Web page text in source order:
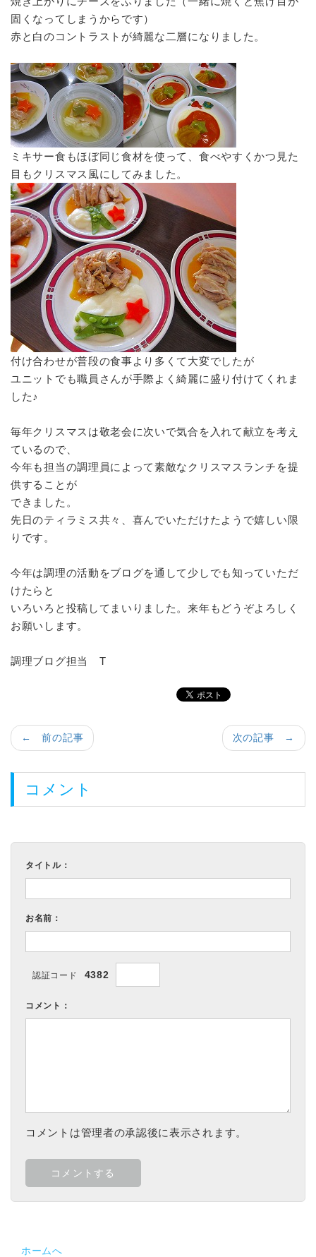
固くなってしまうからです）
赤と白のコントラストが綺麗な二層になりました。
ミキサー食もほぼ同じ食材を使って、食べやすくかつ見た
目もクリスマス風にしてみました。
付け合わせが普段の食事より多くて大変でしたが
ユニットでも職員さんが手際よく綺麗に盛り付けてくれま
した♪
毎年クリスマスは敬老会に次いで気合を入れて献立を考え
ているので、
今年も担当の調理員によって素敵なクリスマスランチを提
供することが
できました。
先日のティラミス共々、喜んでいただけたようで嬉しい限
りです。
今年は調理の活動をブログを通して少しでも知っていただ
けたらと
いろいろと投稿してまいりました。来年もどうぞよろしく
お願いします。
調理ブログ担当 T
次の記事 →
← 前の記事
コメント
タイトル：
お名前：
認証コード 4382
コメント：
コメントは管理者の承認後に表示されます。
ホームへ